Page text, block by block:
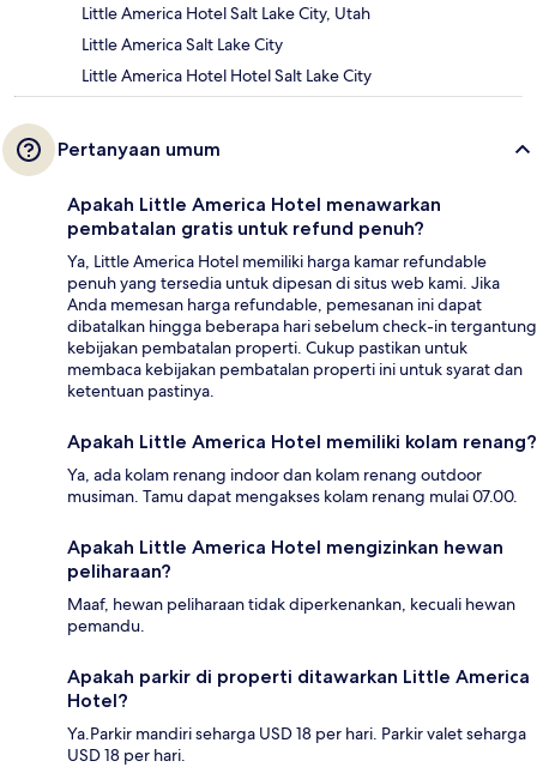
Little America Hotel Salt Lake City, Utah
Little America Salt Lake City
Little America Hotel Hotel Salt Lake City
Pertanyaan umum
Apakah Little America Hotel menawarkan
pembatalan gratis untuk refund penuh?
Ya, Little America Hotel memiliki harga kamar refundable
penuh yang tersedia untuk dipesan di situs web kami. Jika
Anda memesan harga refundable, pemesanan ini dapat
dibatalkan hingga beberapa hari sebelum check-in tergantung
kebijakan pembatalan properti. Cukup pastikan untuk
membaca kebijakan pembatalan properti ini untuk syarat dan
ketentuan pastinya.
Apakah Little America Hotel memiliki kolam renang?
Ya, ada kolam renang indoor dan kolam renang outdoor
musiman. Tamu dapat mengakses kolam renang mulai 07.00.
Apakah Little America Hotel mengizinkan hewan
peliharaan?
Maaf, hewan peliharaan tidak diperkenankan, kecuali hewan
pemandu.
Apakah parkir di properti ditawarkan Little America
Hotel?
Ya.Parkir mandiri seharga USD 18 per hari. Parkir valet seharga
USD 18 per hari.